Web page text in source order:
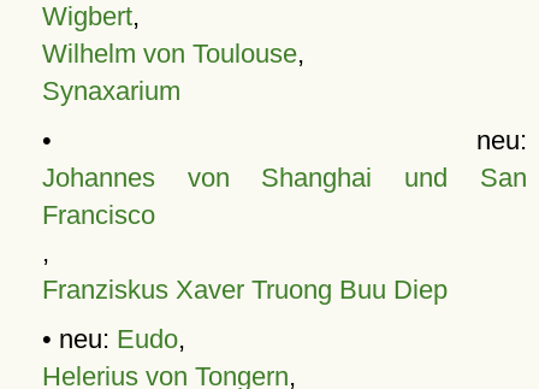
Wigbert,
Wilhelm von Toulouse,
Synaxarium
• neu:
Johannes von Shanghai und San
Francisco
,
Franziskus Xaver Truong Buu Diep
• neu: Eudo,
Helerius von Tongern,